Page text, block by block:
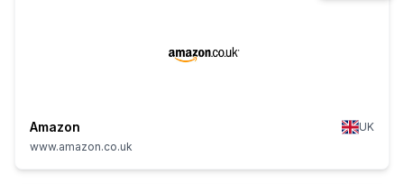
Amazon
UK
www.amazon.co.uk